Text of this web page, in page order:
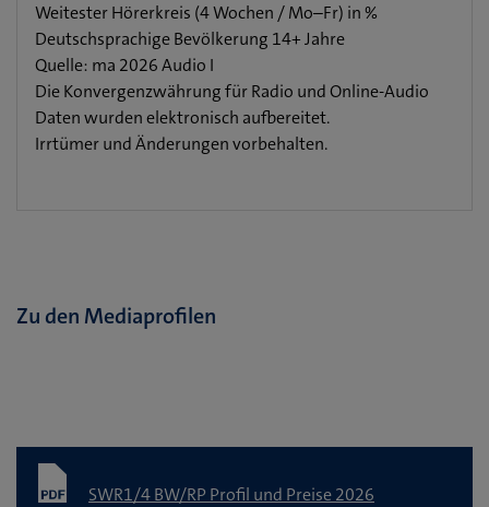
Weitester Hörerkreis (4 Wochen / Mo–Fr) in %
Deutschsprachige Bevölkerung 14+ Jahre
Quelle: ma 2026 Audio I
Die Konvergenzwährung für Radio und Online-Audio
Daten wurden elektronisch aufbereitet.
Irrtümer und Änderungen vorbehalten.
Zu den Mediaprofilen
SWR1/4 BW/RP Profil und Preise 2026